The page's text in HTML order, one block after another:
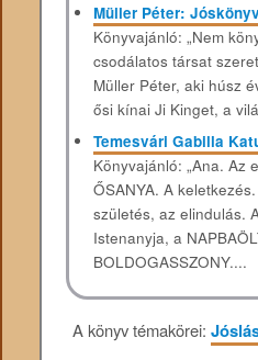
Müller Péter:
Könyvajánló: „Nem
csodálatos társat
Müller Péter, aki húsz
ősi kínai Ji Kinget, a
Temesvári Gabilla
Könyvajánló: „Ana. Az
ŐSANYA. A
születés, az elindulás.
Istenanyja, a
BOLDOGASSZONY....
A könyv témakörei: